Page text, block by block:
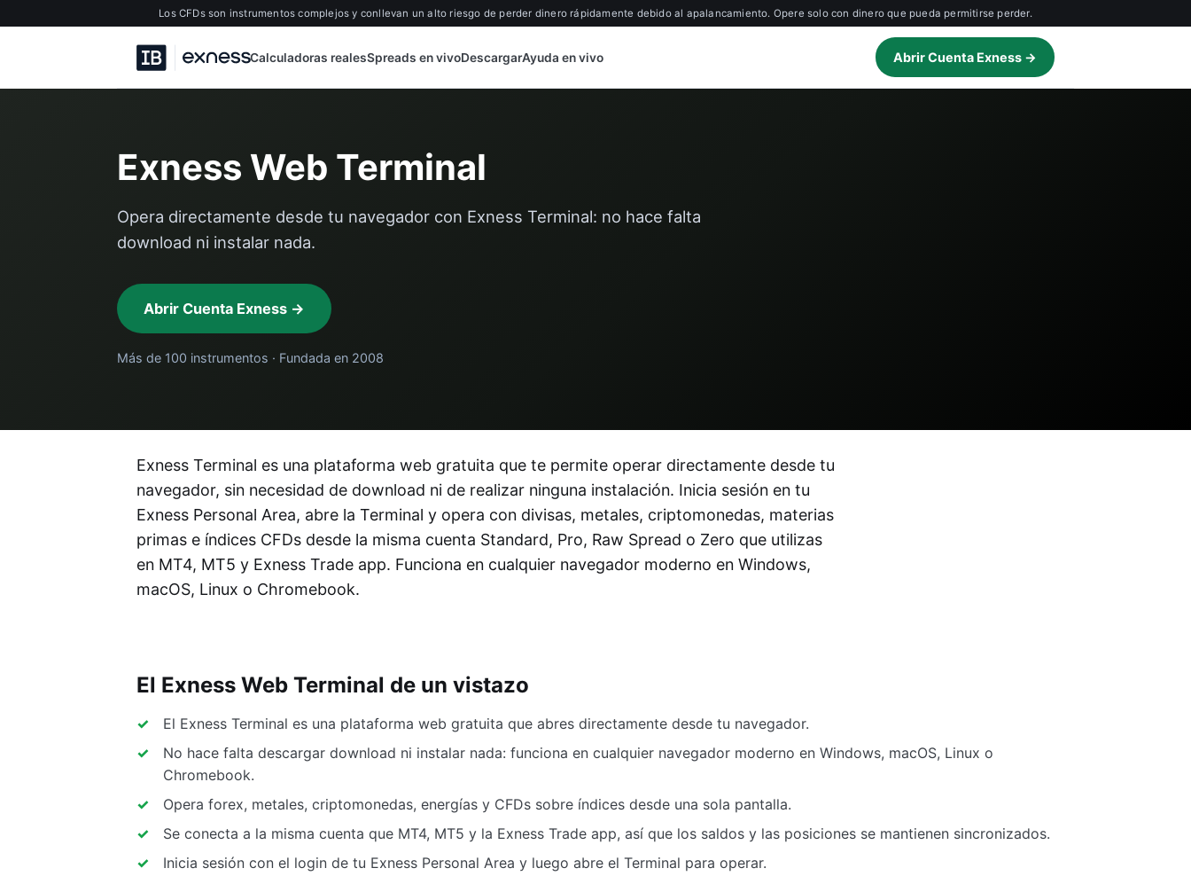
Los CFDs son instrumentos complejos y conllevan un alto riesgo de perder dinero rápidamente debido al apalancamiento. Opere solo con dinero que pueda permitirse perder.
Calculadoras realesSpreads en vivoDescargarAyuda en vivo Abrir Cuenta Exness →
Exness Web Terminal
Opera directamente desde tu navegador con Exness Terminal: no hace falta
download ni instalar nada.
Abrir Cuenta Exness →
Más de 100 instrumentos · Fundada en 2008
Exness Terminal es una plataforma web gratuita que te permite operar directamente desde tu
navegador, sin necesidad de download ni de realizar ninguna instalación. Inicia sesión en tu
Exness Personal Area, abre la Terminal y opera con divisas, metales, criptomonedas, materias
primas e índices CFDs desde la misma cuenta Standard, Pro, Raw Spread o Zero que utilizas
en MT4, MT5 y Exness Trade app. Funciona en cualquier navegador moderno en Windows,
macOS, Linux o Chromebook.
El Exness Web Terminal de un vistazo
El Exness Terminal es una plataforma web gratuita que abres directamente desde tu navegador.
No hace falta descargar download ni instalar nada: funciona en cualquier navegador moderno en Windows, macOS, Linux o
Chromebook.
Opera forex, metales, criptomonedas, energías y CFDs sobre índices desde una sola pantalla.
Se conecta a la misma cuenta que MT4, MT5 y la Exness Trade app, así que los saldos y las posiciones se mantienen sincronizados.
Inicia sesión con el login de tu Exness Personal Area y luego abre el Terminal para operar.